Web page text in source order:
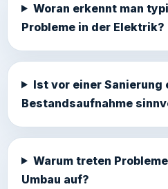
Woran erkennt man
Probleme in der Elektrik?
Ist vor einer
Bestandsaufnahme
Warum treten
Umbau auf?